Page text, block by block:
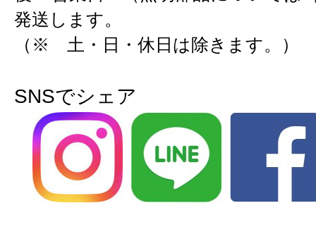
発送します。
（※ 土・日・休日は除きます。）
SNSでシェア